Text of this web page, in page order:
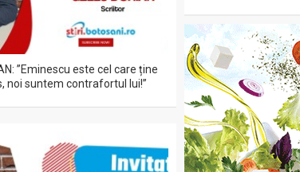
”Eminescu este cel care ține
noi suntem contrafortul lui!”